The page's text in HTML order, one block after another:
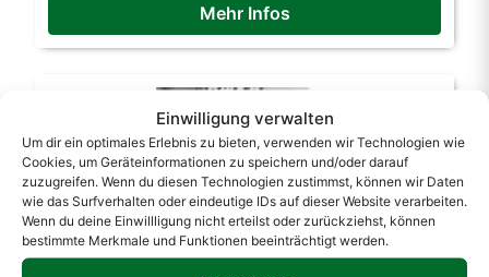
Einwilligung verwalten
Um dir ein optimales Erlebnis zu bieten, verwenden wir Technologien wie
Cookies, um Geräteinformationen zu speichern und/oder darauf
zuzugreifen. Wenn du diesen Technologien zustimmst, können wir Daten
wie das Surfverhalten oder eindeutige IDs auf dieser Website verarbeiten.
Wenn du deine Einwillligung nicht erteilst oder zurückziehst, können
bestimmte Merkmale und Funktionen beeinträchtigt werden.
Mehr Infos